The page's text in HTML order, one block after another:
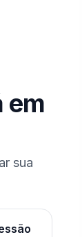
em
sua